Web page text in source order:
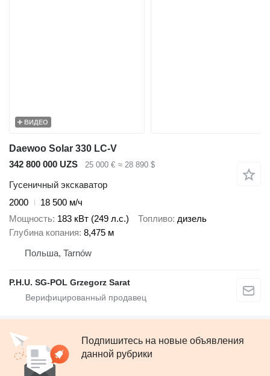
ВИДЕО
Daewoo Solar 330 LC-V
342 800 000 UZS
25 000 € ≈ 28 890 $
Гусеничный экскаватор
2000
18 500 м/ч
Мощность 183 кВт (249 л.с.) Топливо дизель
Глубина копания 8,475 м
Польша, Tarnów
P.H.U. SG-POL Grzegorz Sarat
Подпишитесь на новые объявления
данной рубрики